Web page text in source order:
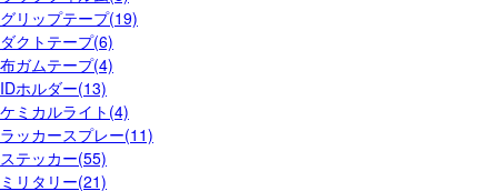
グリップテープ(19)
ダクトテープ(6)
布ガムテープ(4)
IDホルダー(13)
ケミカルライト(4)
ラッカースプレー(11)
ステッカー(55)
ミリタリー(21)